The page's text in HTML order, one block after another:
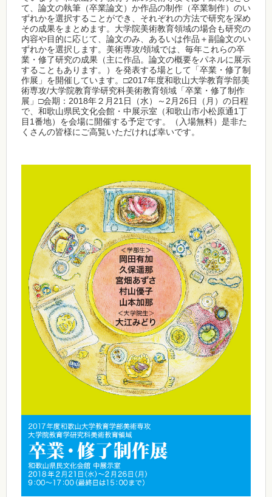
て、論文の執筆（卒業論文）か作品の制作（卒業制作）のい
ずれかを選択することができ、それぞれの方法で研究を深め
その成果をまとめます。大学院美術教育領域の場合も研究の
内容や目的に応じて、論文のみ、あるいは作品＋副論文のい
ずれかを選択します。美術専攻/領域では、毎年これらの卒
業・修了研究の成果（主に作品。論文の概要をパネルに展示
することもあります。）を発表する場として「卒業・修了制
作展」を開催しています。□2017年度和歌山大学教育学部美
術専攻/大学院教育学研究科美術教育領域「卒業・修了制作
展」□会期：2018年２月21日（水）～2月26日（月）の日程
で、和歌山県民文化会館・中展示室（和歌山市小松原通1丁
目1番地）を会場に開催する予定です。（入場無料）是非た
くさんの皆様にご高覧いただければ幸いです。